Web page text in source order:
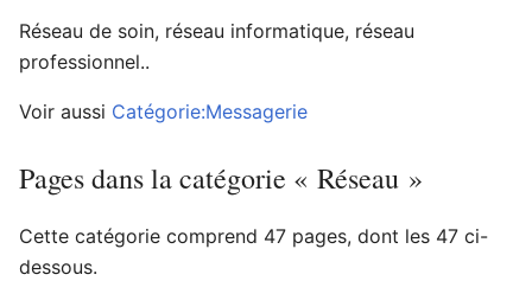
Ouvrir le menu principal
Réseau de soin, réseau informatique, réseau
professionnel..
Voir aussi Catégorie:Messagerie
Pages dans la catégorie « Réseau »
Cette catégorie comprend 47 pages, dont les 47 ci-
dessous.